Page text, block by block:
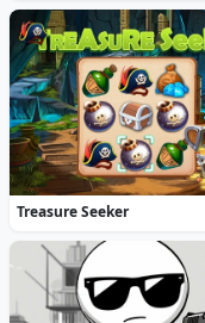
Treasure Seeker